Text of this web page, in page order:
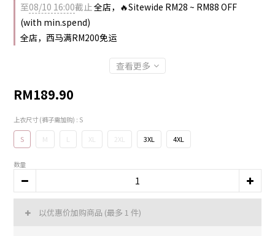
至08/10 16:00截止全店，🔥Sitewide RM28 ~ RM88 OFF
(with min.spend)
全店，西马满RM200免运
查看更多
RM189.90
上衣尺寸 (裤子需加购) : S
S M L XL 2XL 3XL 4XL
数量
以优惠价加购商品 (最多 1 件)